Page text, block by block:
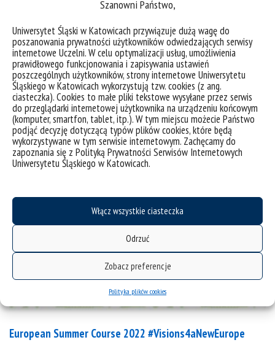
Szanowni Państwo,
Uniwersytet Śląski w Katowicach przywiązuje dużą wagę do
poszanowania prywatności użytkowników odwiedzających serwisy
internetowe Uczelni. W celu optymalizacji usług, umożliwienia
prawidłowego funkcjonowania i zapisywania ustawień
poszczególnych użytkowników, strony internetowe Uniwersytetu
Śląskiego w Katowicach wykorzystują tzw. cookies (z ang.
ciasteczka). Cookies to małe pliki tekstowe wysyłane przez serwis
do przeglądarki internetowej użytkownika na urządzeniu końcowym
(komputer, smartfon, tablet, itp.). W tym miejscu możecie Państwo
podjąć decyzję dotyczącą typów plików cookies, które będą
wykorzystywane w tym serwisie internetowym. Zachęcamy do
zapoznania się z Polityką Prywatności Serwisów Internetowych
Uniwersytetu Śląskiego w Katowicach.
Włącz wszystkie ciasteczka
Odrzuć
Zobacz preferencje
Polityka plików cookies
ekspertek od spraw europejskich, funkcjonującą w
krajach członkowskich Unii Europejskiej i stanowi
integralną część systemu informowania obywateli o
pracy instytucji unijnych, unijnym prawie oraz
wszelkich innych zagadnieniach dotyczących
funkcjonowania Unii Europejskiej. Sieć Team...
kategorie:aktualności osiągnięcia
wiadomości
tagi :ekspert europa informowanie instytucje unijne komunikacja społeczna
unia
europejska
European Summer Course 2022 #Visions4aNewEurope